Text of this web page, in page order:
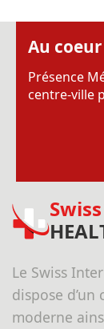
Au
Présence
centre-ville
Le Swiss
dispose
moderne